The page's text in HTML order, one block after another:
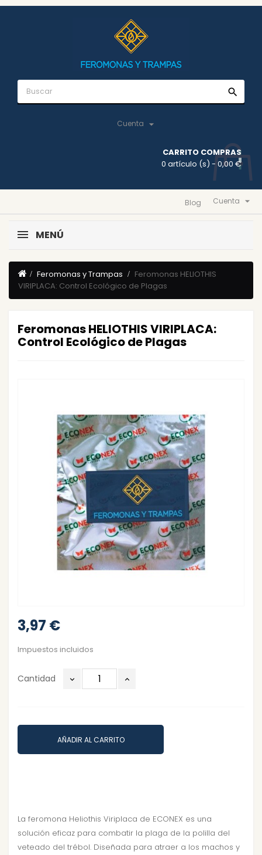
search
Cuenta 
CARRITO COMPRAS
0 artículo (s) - 0,00 €
Cuenta 
Blog
MENÚ
Feromonas y Trampas
Feromonas HELIOTHIS
VIRIPLACA: Control Ecológico de Plagas
Feromonas HELIOTHIS VIRIPLACA:
Control Ecológico de Plagas
3,97 €
Impuestos incluidos
Cantidad
AÑADIR AL CARRITO
La feromona Heliothis Viriplaca de ECONEX es una
solución eficaz para combatir la plaga de la polilla del
veteado del trébol. Diseñada para atraer a los machos y